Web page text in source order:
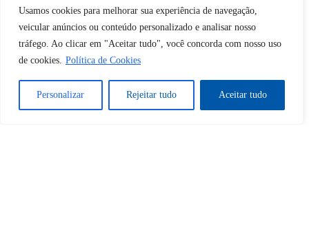
Usamos cookies para melhorar sua experiência de navegação,
veicular anúncios ou conteúdo personalizado e analisar nosso
tráfego. Ao clicar em "Aceitar tudo", você concorda com nosso uso
de cookies. Política de Cookies
Personalizar Rejeitar tudo Aceitar tudo
Tem certeza de que deseja
desbloquear esta publicação?
Desbloquear esquerda : 0